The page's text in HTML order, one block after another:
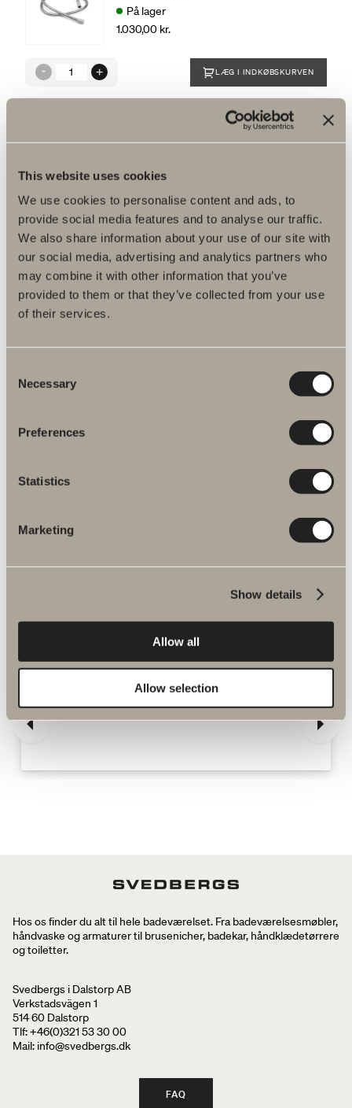
This website uses cookies
We use cookies to personalise content and ads, to
provide social media features and to analyse our traffic.
We also share information about your use of our site with
our social media, advertising and analytics partners who
may combine it with other information that you’ve
provided to them or that they’ve collected from your use
of their services.
Selection
Necessary
Preferences
Statistics
Marketing
Show details
Allow all
Allow selection
På lager
1.030,00 kr.
LÆG I INDKØBSKURVEN
Produktfakta
Produktbeskrivelse
Reservedele
Artikelnummer
Specifikation
bruse- og badekarsarmaturer
Spika brusesæt reservedele
Hos os finder du alt til hele badeværelset. Fra badeværelsesmøbler,
håndvaske og armaturer til brusenicher, badekar, håndklædetørrere
og toiletter.
Svedbergs i Dalstorp AB
Verkstadsvägen 1
514 60 Dalstorp
Tlf: +46(0)321 53 30 00
Mail: info@svedbergs.dk
FAQ